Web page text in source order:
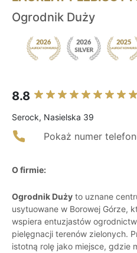
Ogrodnik Duży
8.8
Serock, Nasielska 39
Pokaż numer
O firmie:
Ogrodnik Duży to uznane
usytuowane w Borowej Górze,
wspiera entuzjastów
pielęgnacji terenów zielonych.
istotną rolę jako miejsce, gdzie